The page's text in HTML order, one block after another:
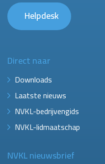
Helpdesk
Direct naar
Downloads
Laatste nieuws
NVKL-bedrijvengids
NVKL-lidmaatschap
NVKL nieuwsbrief